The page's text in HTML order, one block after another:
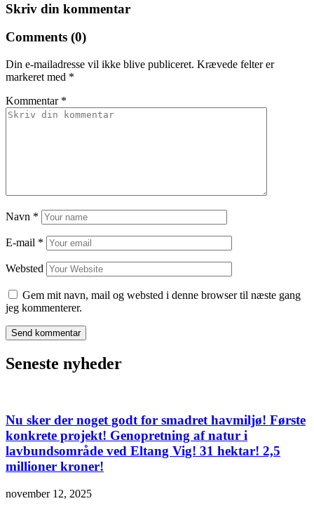
Skriv din kommentar
Comments (0)
Din e-mailadresse vil ikke blive publiceret. Krævede felter er
markeret med *
Kommentar *
Navn *
E-mail *
Websted
Gem mit navn, mail og websted i denne browser til næste gang
jeg kommenterer.
Seneste nyheder
Nu sker der noget godt for smadret havmiljø! Første
konkrete projekt! Genopretning af natur i
lavbundsområde ved Eltang Vig! 31 hektar! 2,5
millioner kroner!
november 12, 2025